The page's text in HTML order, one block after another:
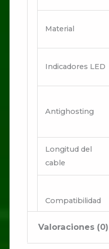
Material
Indicadores LED
Antighosting
Longitud del
cable
Compatibilidad
Valoraciones (0)